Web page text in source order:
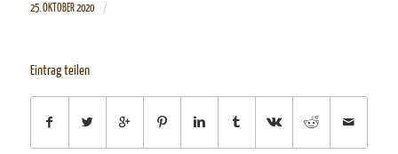
25. OKTOBER 2020 /
Eintrag teilen